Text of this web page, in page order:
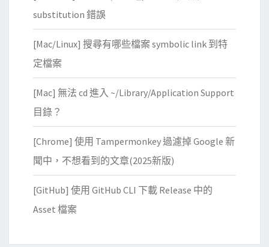
substitution 錯誤
[Mac/Linux] 搜尋有哪些檔案 symbolic link 到特
定檔案
[Mac] 無法 cd 進入 ~/Library/Application Support
目錄？
[Chrome] 使用 Tampermonkey 過濾掉 Google 新
聞中，不想看到的文章(2025新版)
[GitHub] 使用 GitHub CLI 下載 Release 中的
Asset 檔案